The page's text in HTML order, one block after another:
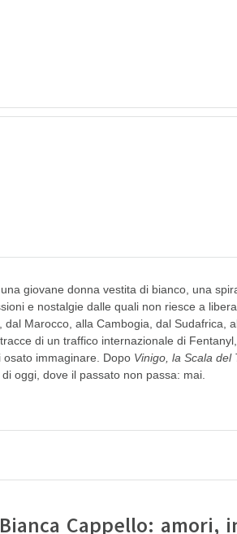
giovane donna vestita di bianco, una
e nostalgie dalle quali non riesce a
Marocco, alla Cambogia, dal Sudafrica,
di un traffico internazionale di
immaginare. DopoVinigo, la Scala del
oggi, dove il passato non passa: mai.
Cappello: